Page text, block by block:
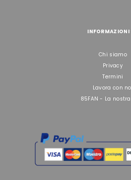
INFORMAZIONI
Chi siamo
Privacy
Termini
Lavora con
85FAN - La